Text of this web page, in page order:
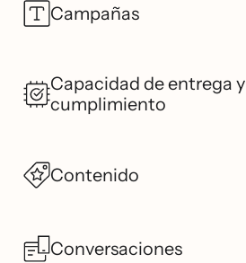
Campañas
Capacidad de entrega y
cumplimiento
Contenido
Conversaciones